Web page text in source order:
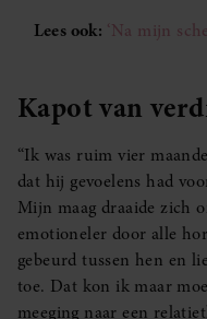
Lees ook: ‘Na mijn
Kapot van
“Ik was ruim vier
dat hij gevoelens had
Mijn maag draaide zich
emotioneler door alle
gebeurd tussen hen en
toe. Dat kon ik maar
meeging naar een